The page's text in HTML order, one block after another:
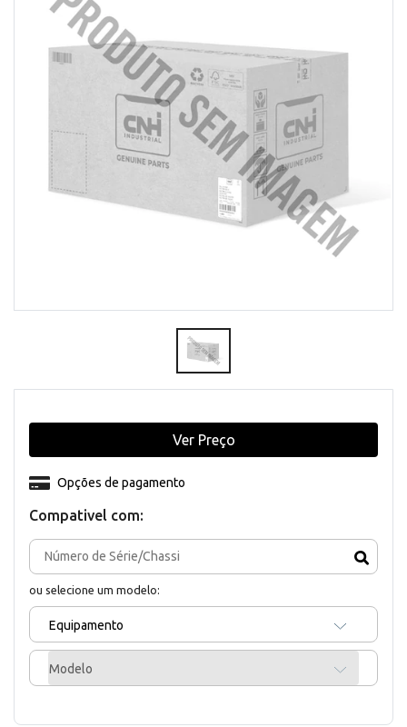
Compativel com:
ou selecione um modelo:
Equipamento
Modelo
Opções de pagamento
Ver Preço